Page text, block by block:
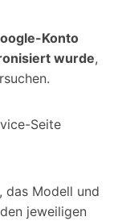
Konto
wurde,
Seite
das Modell und
jeweiligen